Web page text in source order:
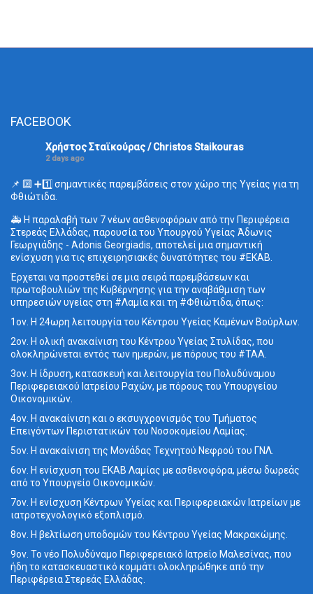
FACEBOOK
Χρήστος Σταϊκούρας / Christos Staikouras
2 days ago
📌 🔟 ➕1️⃣ σημαντικές παρεμβάσεις στον χώρο της Υγείας για τη
Φθιώτιδα.
🚑 Η παραλαβή των 7 νέων ασθενοφόρων από την Περιφέρεια
Στερεάς Ελλάδας, παρουσία του Υπουργού Υγείας Άδωνις
Γεωργιάδης - Adonis Georgiadis, αποτελεί μια σημαντική
ενίσχυση για τις επιχειρησιακές δυνατότητες του #ΕΚΑΒ.
Έρχεται να προστεθεί σε μια σειρά παρεμβάσεων και
πρωτοβουλιών της Κυβέρνησης για την αναβάθμιση των
υπηρεσιών υγείας στη #Λαμία και τη #Φθιώτιδα, όπως:
1ον. Η 24ωρη λειτουργία του Κέντρου Υγείας Καμένων Βούρλων.
2ον. Η ολική ανακαίνιση του Κέντρου Υγείας Στυλίδας, που
ολοκληρώνεται εντός των ημερών, με πόρους του #ΤΑΑ.
3ον. Η ίδρυση, κατασκευή και λειτουργία του Πολυδύναμου
Περιφερειακού Ιατρείου Ραχών, με πόρους του Υπουργείου
Οικονομικών.
4ον. Η ανακαίνιση και ο εκσυγχρονισμός του Τμήματος
Επειγόντων Περιστατικών του Νοσοκομείου Λαμίας.
5ον. Η ανακαίνιση της Μονάδας Τεχνητού Νεφρού του ΓΝΛ.
6ον. Η ενίσχυση του ΕΚΑΒ Λαμίας με ασθενοφόρα, μέσω δωρεάς
από το Υπουργείο Οικονομικών.
7ον. Η ενίσχυση Κέντρων Υγείας και Περιφερειακών Ιατρείων με
ιατροτεχνολογικό εξοπλισμό.
8ον. Η βελτίωση υποδομών του Κέντρου Υγείας Μακρακώμης.
9ον. Το νέο Πολυδύναμο Περιφερειακό Ιατρείο Μαλεσίνας, που
ήδη το κατασκευαστικό κομμάτι ολοκληρώθηκε από την
Περιφέρεια Στερεάς Ελλάδας.